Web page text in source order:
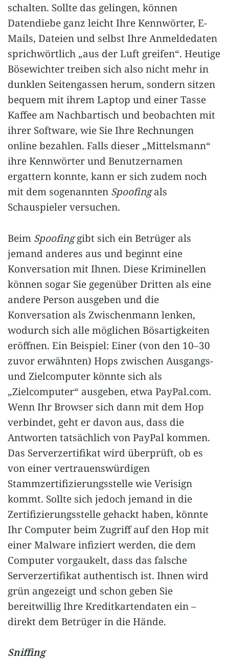
schalten. Sollte das gelingen, können
Datendiebe ganz leicht Ihre Kennwörter, E-
Mails, Dateien und selbst Ihre Anmeldedaten
sprichwörtlich „aus der Luft greifen“. Heutige
Bösewichter treiben sich also nicht mehr in
dunklen Seitengassen herum, sondern sitzen
bequem mit ihrem Laptop und einer Tasse
Kaffee am Nachbartisch und beobachten mit
ihrer Software, wie Sie Ihre Rechnungen
online bezahlen. Falls dieser „Mittelsmann“
ihre Kennwörter und Benutzernamen
ergattern konnte, kann er sich zudem noch
mit dem sogenannten Spoofingals
Schauspieler versuchen.
Beim Spoofinggibt sich ein Betrüger als
jemand anderes aus und beginnt eine
Konversation mit Ihnen. Diese Kriminellen
können sogar Sie gegenüber Dritten als eine
andere Person ausgeben und die
Konversation als Zwischenmann lenken,
wodurch sich alle möglichen Bösartigkeiten
eröffnen. Ein Beispiel: Einer (von den 10–30
zuvor erwähnten) Hops zwischen Ausgangs-
und Zielcomputer könnte sich als
„Zielcomputer“ ausgeben, etwa PayPal.com.
Wenn Ihr Browser sich dann mit dem Hop
verbindet, geht er davon aus, dass die
Antworten tatsächlich von PayPal kommen.
Das Serverzertifikat wird überprüft, ob es
von einer vertrauenswürdigen
Stammzertifizierungsstelle wie Verisign
kommt. Sollte sich jedoch jemand in die
Zertifizierungsstelle gehackt haben, könnte
Ihr Computer beim Zugriff auf den Hop mit
einer Malware infiziert werden, die dem
Computer vorgaukelt, dass das falsche
Serverzertifikat authentisch ist. Ihnen wird
grün angezeigt und schon geben Sie
bereitwillig Ihre Kreditkartendaten ein –
direkt dem Betrüger in die Hände.
Sniffing